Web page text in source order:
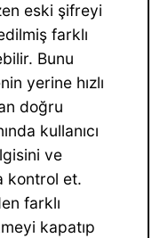
eski şifreyi
farklı
Bunu
yerine hızlı
doğru
kullanıcı
ve
kontrol et.
farklı
kapatıp